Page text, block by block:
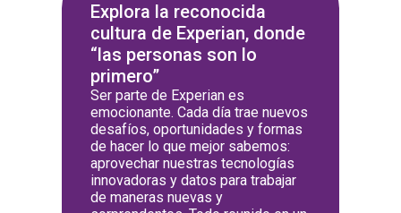
Explora la reconocida
cultura de Experian, donde
“las personas son lo
primero”
Ser parte de Experian es
emocionante. Cada día trae nuevos
desafíos, oportunidades y formas
de hacer lo que mejor sabemos:
aprovechar nuestras tecnologías
innovadoras y datos para trabajar
de maneras nuevas y